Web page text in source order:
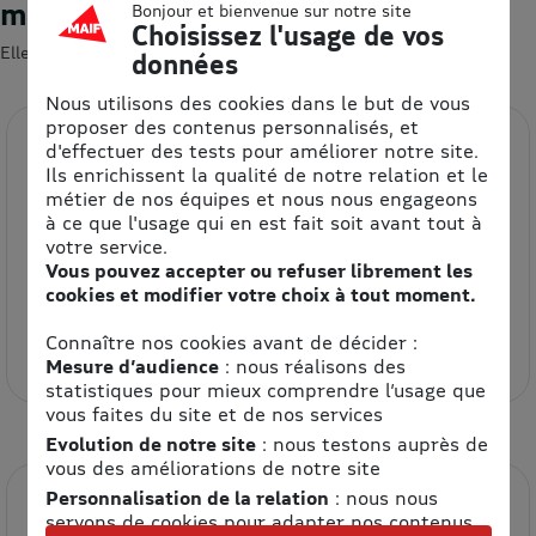
moment
Elles devraient vous intéresser 😍
Etam
8.5% de remise
Bonjour et bienvenue sur notre site
Choisissez l'usage de vos
données
Nous utilisons des cookies dans le but de vous
proposer des contenus personnalisés, et
d'effectuer des tests pour améliorer notre site.
Ils enrichissent la qualité de notre relation et le
métier de nos équipes et nous nous engageons
à ce que l'usage qui en est fait soit avant tout à
votre service.
Vous pouvez accepter ou refuser librement les
cookies et modifier votre choix à tout moment.
Connaître nos cookies avant de décider :
Mesure d’audience: nous réalisons des
statistiques pour mieux comprendre l’usage que
vous faites du site et de nos services
Evolution de notre site: nous testons auprès de
vous des améliorations de notre site
Personnalisation de la relation : nous nous
servons de cookies pour adapter nos contenus